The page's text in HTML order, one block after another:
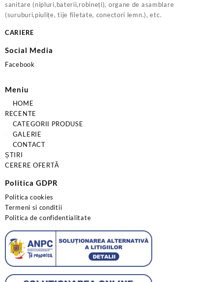
sanitare (nipluri,baterii,robineți), organe de asamblare
(suruburi,piulițe, tije filetate, conectori lemn.), etc.
CARIERE
Social Media
Facebook
Meniu
HOME
RECENTE
CATEGORII PRODUSE
GALERIE
CONTACT
ȘTIRI
CERERE OFERTĂ
Politica GDPR
Politica cookies
Termeni si conditii
Politica de confidentialitate